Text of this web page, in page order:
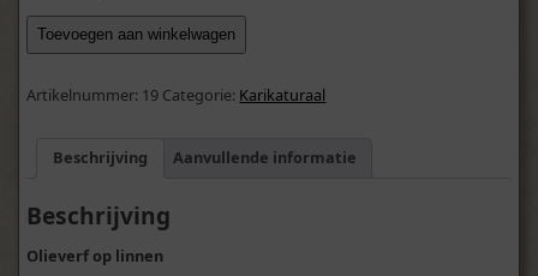
"Pizzeria
aantal
Toevoegen aan winkelwagen
Artikelnummer: 19 Categorie: Karikaturaal
Beschrijving Aanvullende informatie
Beschrijving
Olieverf op linnen